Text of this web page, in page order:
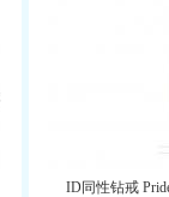
ID同性钻戒